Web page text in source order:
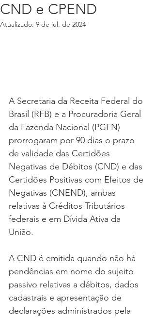
CND e CPEND
Atualizado: 9 de jul. de 2024
A Secretaria da Receita Federal do
Brasil (RFB) e a Procuradoria Geral
da Fazenda Nacional (PGFN)
prorrogaram por 90 dias o prazo
de validade das Certidões
Negativas de Débitos (CND) e das
Certidões Positivas com Efeitos de
Negativas (CNEND), ambas
relativas à Créditos Tributários
federais e em Dívida Ativa da
União.
A CND é emitida quando não há
pendências em nome do sujeito
passivo relativas a débitos, dados
cadastrais e apresentação de
declarações administrados pela